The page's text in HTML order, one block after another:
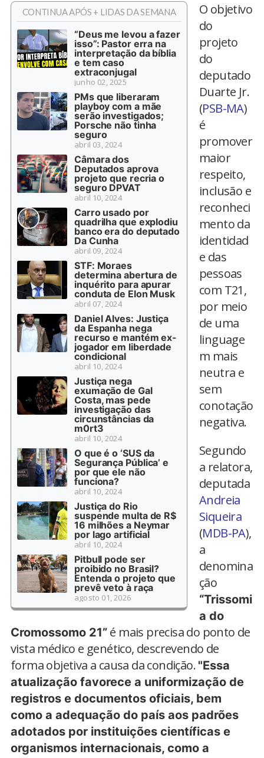
CONTINUA APÓS + LIDAS DA SEMANA
“Deus me levou a fazer
isso”: Pastor erra na
interpretação da bíblia
e tem caso
extraconjugal
junho 02, 2025
PMs que liberaram
playboy com a mãe
serão investigados;
Porsche não tinha
seguro
abril 03, 2024
Câmara dos
Deputados aprova
projeto que recria o
seguro DPVAT
abril 10, 2024
Carro usado por
quadrilha que explodiu
banco era do deputado
Da Cunha
abril 09, 2024
STF: Moraes
determina abertura de
inquérito para apurar
conduta de Elon Musk
abril 07, 2024
Daniel Alves: Justiça
da Espanha nega
recurso e mantém ex-
jogador em liberdade
condicional
abril 10, 2024
Justiça nega
exumação de Gal
Costa, mas pede
investigação das
circunstâncias da
m0rt3
abril 10, 2024
O que é o ‘SUS da
Segurança Pública’ e
por que ele não
funciona?
abril 10, 2024
Justiça do Rio
suspende multa de R$
16 milhões a Neymar
por lago artificial
abril 10, 2024
Pitbull pode ser
proibido no Brasil?
Entenda o projeto que
prevê veto à raça
agosto 01, 2026
O objetivo
do
projeto
do
deputado
Duarte Jr.
(PSB-MA)
é
promover
maior
respeito,
inclusão e
reconheci
mento da
identidad
e das
pessoas
com T21,
por meio
de uma
linguage
m mais
neutra e
sem
conotação
negativa.
Segundo
a relatora,
deputada
Andreia
Siqueira
(MDB-PA),
a
denomina
ção
“Trissomi
a do
Cromossomo 21” é mais precisa do ponto de
vista médico e genético, descrevendo de
forma objetiva a causa da condição. "Essa
atualização favorece a uniformização de
registros e documentos oficiais, bem
como a adequação do país aos padrões
adotados por instituições científicas e
organismos internacionais, como a